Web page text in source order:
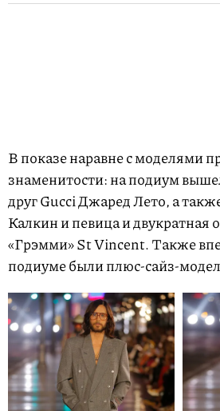
В показе наравне с моделями
знаменитости: на подиум
друг Gucci Джаред Лето, а
Калкин и певица и двукратная
«Грэмми» St Vincent. Также
подиуме были плюс-сайз-